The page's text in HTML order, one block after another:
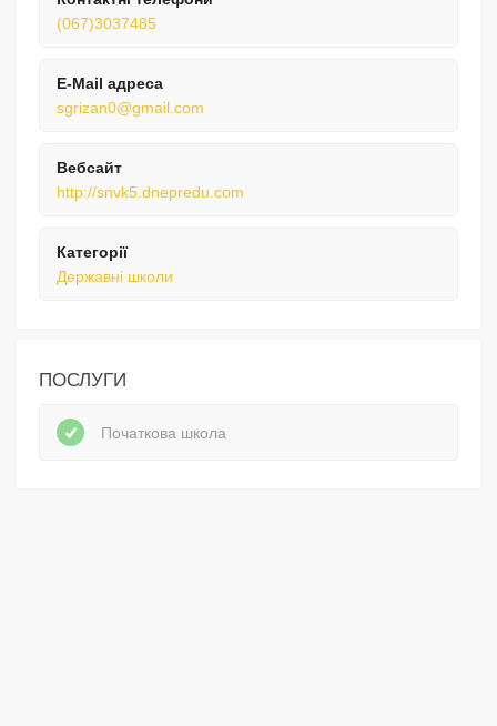
(067)3037485
E-Mail адреса
sgrizan0@gmail.com
Вебсайт
http://snvk5.dnepredu.com
Категорії
Державні школи
ПОСЛУГИ
Початкова школа